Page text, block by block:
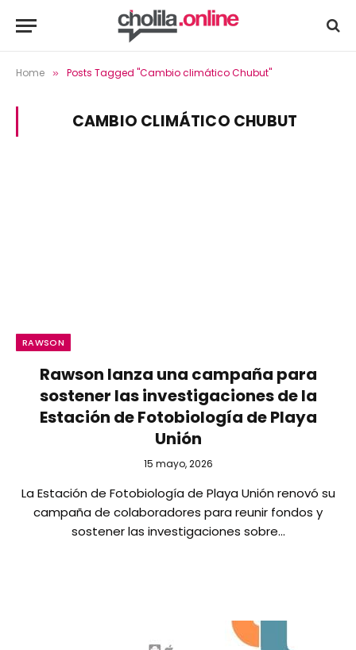
Home » Posts Tagged "Cambio climático Chubut"
CAMBIO CLIMÁTICO CHUBUT
RAWSON
Rawson lanza una campaña para
sostener las investigaciones de la
Estación de Fotobiología de Playa
Unión
15 mayo, 2026
La Estación de Fotobiología de Playa Unión renovó su
campaña de colaboradores para reunir fondos y
sostener las investigaciones sobre…